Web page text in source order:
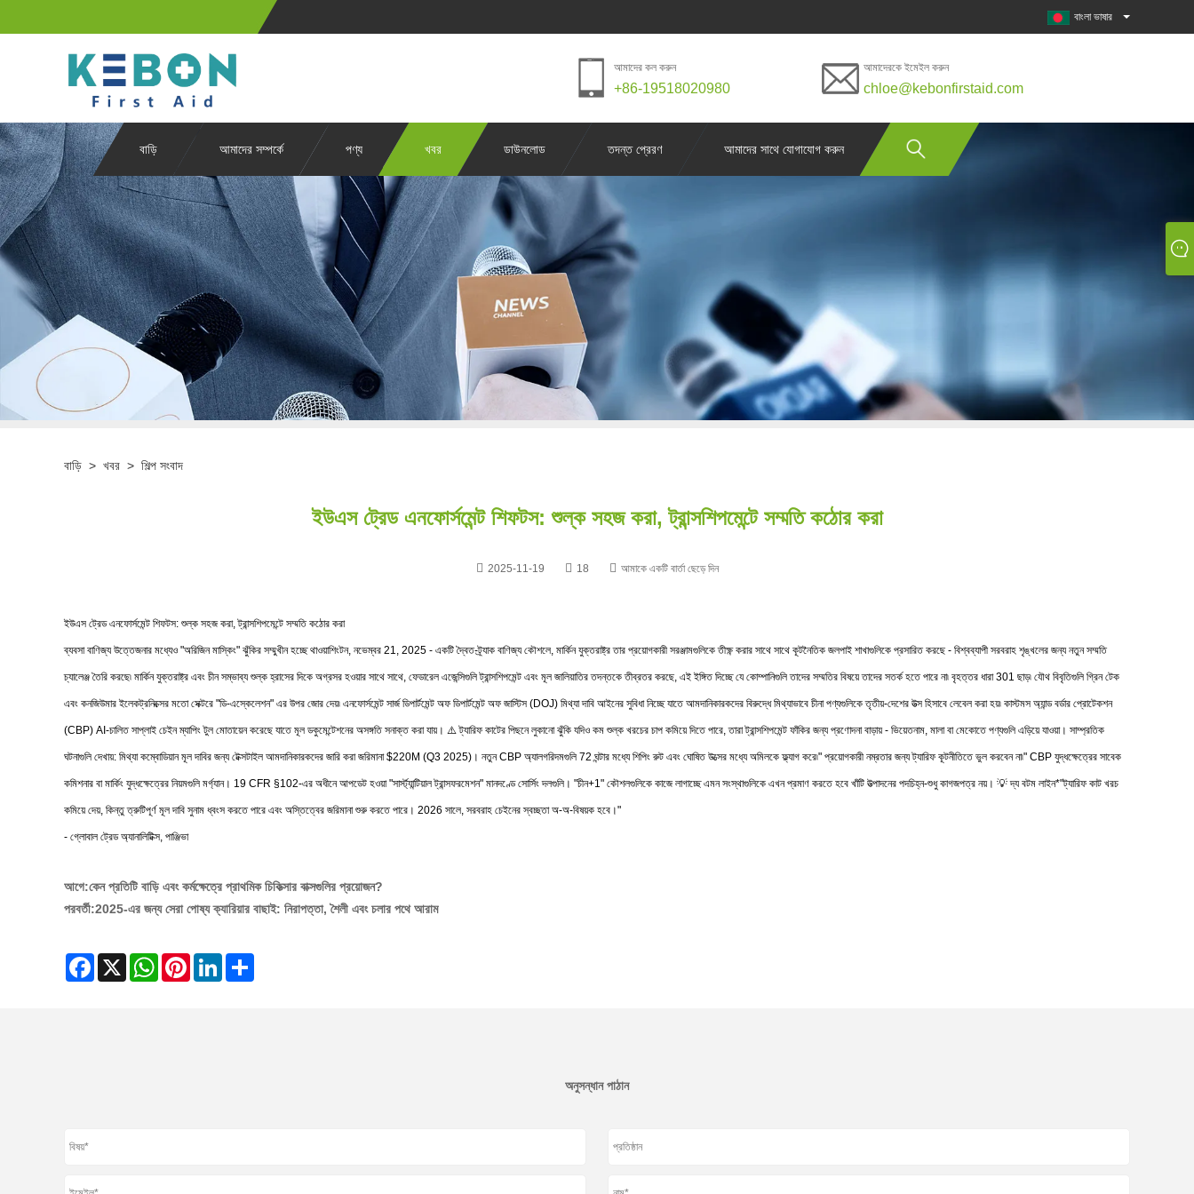
বাংলা ভাষার
আমাদের কল করুন
+86-19518020980
আমাদেরকে ইমেইল করুন
chloe@kebonfirstaid.com
বাড়ি আমাদের সম্পর্কে পণ্য খবর ডাউনলোড তদন্ত প্রেরণ আমাদের সাথে যোগাযোগ করুন
বাড়ি > খবর > শিল্প সংবাদ
ইউএস ট্রেড এনফোর্সমেন্ট শিফটস: শুল্ক সহজ করা, ট্রান্সশিপমেন্টে সম্মতি কঠোর করা
2025-11-19 18 আমাকে একটি বার্তা ছেড়ে দিন
ইউএস ট্রেড এনফোর্সমেন্ট শিফটস: শুল্ক সহজ করা, ট্রান্সশিপমেন্টে সম্মতি কঠোর করা
ব্যবসা বাণিজ্য উত্তেজনার মধ্যেও "অরিজিন মাস্কিং" ঝুঁকির সম্মুখীন হচ্ছে থাওয়াশিংটন, নভেম্বর 21, 2025 - একটি দ্বৈত-ট্র্যাক বাণিজ্য কৌশলে, মার্কিন যুক্তরাষ্ট্র তার প্রয়োগকারী সরঞ্জামগুলিকে তীক্ষ্ণ করার সাথে সাথে কূটনৈতিক জলপাই শাখাগুলিকে প্রসারিত করছে - বিশ্বব্যাপী সরবরাহ শৃঙ্খলের জন্য নতুন সম্মতি
চ্যালেঞ্জ তৈরি করছে৷ মার্কিন যুক্তরাষ্ট্র এবং চীন সম্ভাব্য শুল্ক হ্রাসের দিকে অগ্রসর হওয়ার সাথে সাথে, ফেডারেল এজেন্সিগুলি ট্রান্সশিপমেন্ট এবং মূল জালিয়াতির তদন্তকে তীব্রতর করছে, এই ইঙ্গিত দিচ্ছে যে কোম্পানিগুলি তাদের সম্মতির বিষয়ে তাদের সতর্ক হতে পারে না৷ বৃহত্তর ধারা 301 ছাড়৷ যৌথ বিবৃতিগুলি গ্রিন টেক
এবং কনজিউমার ইলেকট্রনিক্সের মতো সেক্টরে "ডি-এস্কেলেশন" এর উপর জোর দেয়৷ এনফোর্সমেন্ট সার্জ ডিপার্টমেন্ট অফ ডিপার্টমেন্ট অফ জাস্টিস (DOJ) মিথ্যা দাবি আইনের সুবিধা নিচ্ছে যাতে আমদানিকারকদের বিরুদ্ধে মিথ্যাভাবে চীনা পণ্যগুলিকে তৃতীয়-দেশের উত্স হিসাবে লেবেল করা হয়৷ কাস্টমস অ্যান্ড বর্ডার প্রোটেকশন
(CBP) AI-চালিত সাপ্লাই চেইন ম্যাপিং টুল মোতায়েন করেছে যাতে মূল ডকুমেন্টেশনের অসঙ্গতি সনাক্ত করা যায়। ⚠️ ট্যারিফ কাটের পিছনে লুকানো ঝুঁকি যদিও কম শুল্ক খরচের চাপ কমিয়ে দিতে পারে, তারা ট্রান্সশিপমেন্ট ফাঁকির জন্য প্রণোদনা বাড়ায় - ভিয়েতনাম, মালা বা মেকোতে পণ্যগুলি এড়িয়ে যাওয়া। সাম্প্রতিক
ঘটনাগুলি দেখায়: মিথ্যা কম্বোডিয়ান মূল দাবির জন্য টেক্সটাইল আমদানিকারকদের জারি করা জরিমানা $220M (Q3 2025)। নতুন CBP অ্যালগরিদমগুলি 72 ঘন্টার মধ্যে শিপিং রুট এবং ঘোষিত উত্সের মধ্যে অমিলকে ফ্ল্যাগ করে৷" প্রয়োগকারী নম্রতার জন্য ট্যারিফ কূটনীতিতে ভুল করবেন না৷" CBP যুদ্ধক্ষেত্রের সাবেক
কমিশনার বা মার্কিং যুদ্ধক্ষেত্রের নিয়মগুলি মর্গ্যান। 19 CFR §102-এর অধীনে আপডেট হওয়া "সার্স্ট্যান্টিয়াল ট্রান্সফরমেশন" মানদণ্ডে সোর্সিং দলগুলি। "চীন+1" কৌশলগুলিকে কাজে লাগাচ্ছে এমন সংস্থাগুলিকে এখন প্রমাণ করতে হবে খাঁটি উত্পাদনের পদচিহ্ন-শুধু কাগজপত্র নয়। 💡 দ্য বটম লাইন*"ট্যারিফ কাট খরচ
কমিয়ে দেয়, কিন্তু ত্রুটিপূর্ণ মূল দাবি সুনাম ধ্বংস করতে পারে এবং অস্তিত্বের জরিমানা শুরু করতে পারে। 2026 সালে, সরবরাহ চেইনের স্বচ্ছতা অ-অ-বিষয়ক হবে।"
- গ্লোবাল ট্রেড অ্যানালিটিক্স, পাঞ্জিভা
আগে:কেন প্রতিটি বাড়ি এবং কর্মক্ষেত্রে প্রাথমিক চিকিত্সার বাক্সগুলির প্রয়োজন?
পরবর্তী:2025-এর জন্য সেরা পোষ্য ক্যারিয়ার বাছাই: নিরাপত্তা, শৈলী এবং চলার পথে আরাম
Facebook
X WhatsAppPinterestLinkedIn
অনুসন্ধান পাঠান